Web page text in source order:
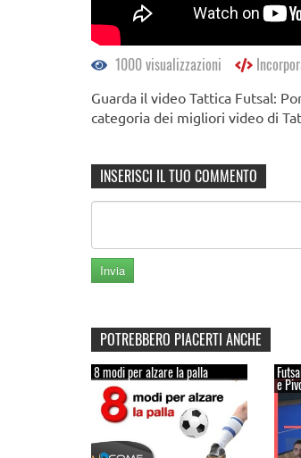
1000 visualizzazioni
Guarda il video Tattica Futsal:
categoria dei migliori video di
INSERISCI IL TUO COMMENTO
POTREBBERO PIACERTI ANCHE
8 modi per alzare la palla
e